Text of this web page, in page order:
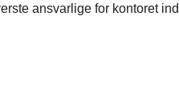
ansvarlige for kontoret